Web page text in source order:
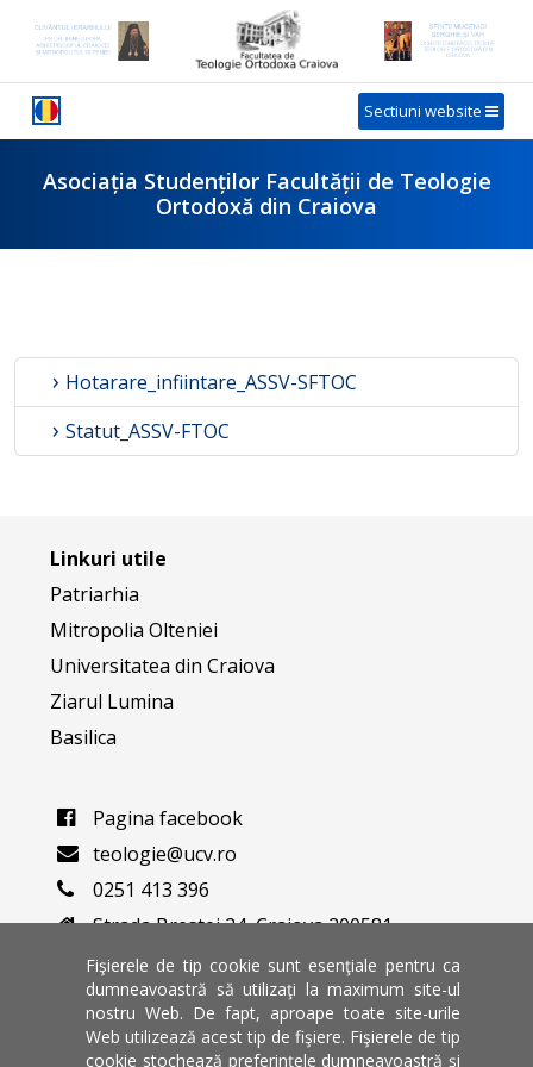
Sectiuni website
Asociația Studenților Facultății de Teologie
Ortodoxă din Craiova
Hotarare_infiintare_ASSV-SFTOC
Statut_ASSV-FTOC
Fişierele de tip cookie sunt esenţiale pentru ca
dumneavoastră să utilizaţi la maximum site-ul
nostru Web. De fapt, aproape toate site-urile
Web utilizează acest tip de fişiere. Fişierele de tip
cookie stochează preferinţele dumneavoastră şi
Linkuri utile
Patriarhia
Mitropolia Olteniei
Universitatea din Craiova
Ziarul Lumina
Basilica
Pagina facebook
teologie@ucv.ro
0251 413 396
Strada Brestei 24, Craiova 200581
Varianta veche a website-ului
Universitate de stat din Craiova
Dolj, Romania